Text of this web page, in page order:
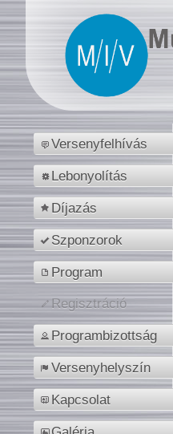
Versenyfelhívás
Lebonyolítás
Díjazás
Szponzorok
Program
Regisztráció
Programbizottság
Versenyhelyszín
Kapcsolat